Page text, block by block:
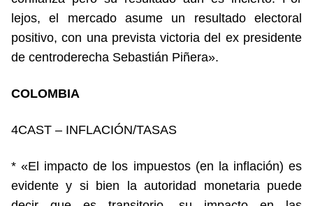
lejos, el mercado asume un resultado electoral
positivo, con una prevista victoria del ex presidente
de centroderecha Sebastián Piñera».
COLOMBIA
4CAST – INFLACIÓN/TASAS
* «El impacto de los impuestos (en la inflación) es
evidente y si bien la autoridad monetaria puede